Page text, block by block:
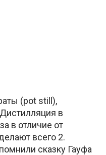
(pot still),
в
в отличие от
всего 2.
сказку Гауфа